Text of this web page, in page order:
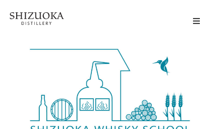
Distillery
体験する
Visit Us
商品情報
Products